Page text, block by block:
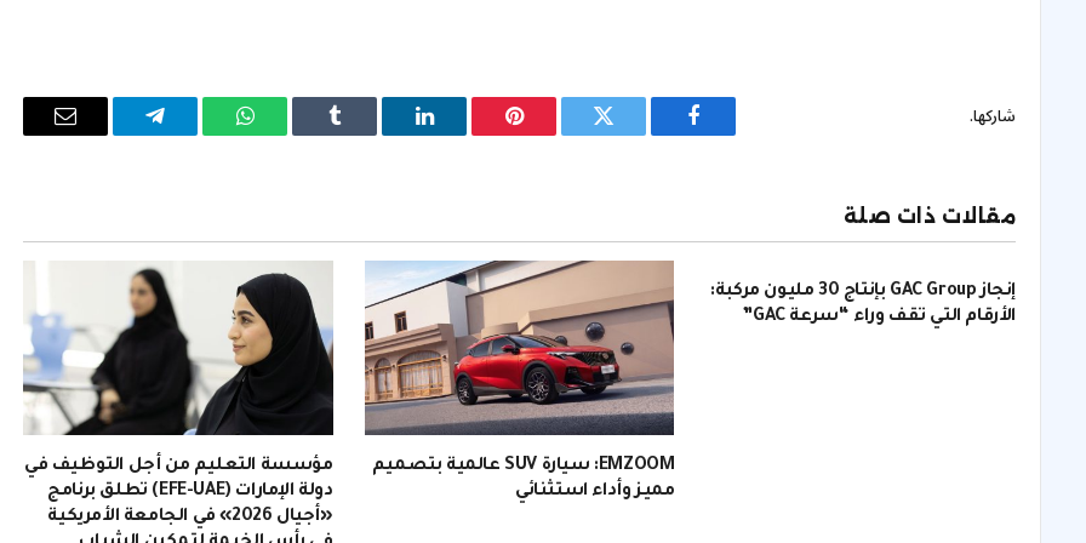
شاركها.
فيسبوك تويتر بينتيريستلينكدإن Tumblr واتساب تيلقرام
البريد
مقالات ذات صلة
إنجاز GAC Group بإنتاج 30 مليون مركبة:
الأرقام التي تقف وراء “سرعة GAC”
EMZOOM: سيارة SUV عالمية بتصميم
مميز وأداء استثنائي
مؤسسة التعليم من أجل التوظيف في
دولة الإمارات (EFE-UAE) تطلق برنامج
«أجيال 2026» في الجامعة الأمريكية